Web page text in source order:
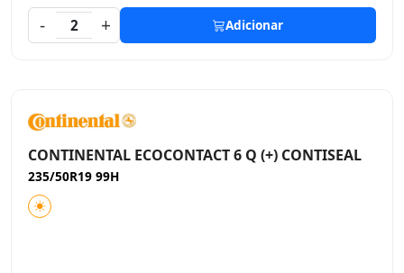
-
2 + Adicionar
CONTINENTAL ECOCONTACT 6 Q (+) CONTISEAL
235/50R19 99H